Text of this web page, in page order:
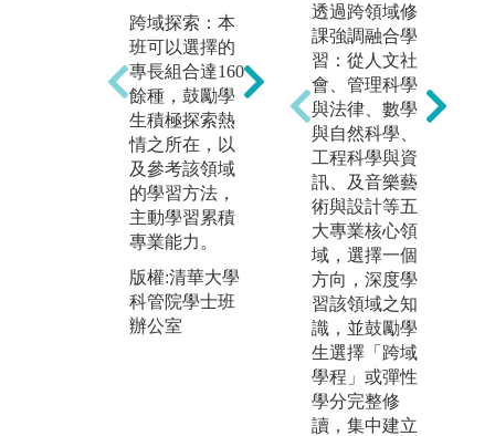
跨域探索：本
班可以選擇的
專長組合達160
餘種，鼓勵學
生積極探索熱
情之所在，以
及參考該領域
的學習方法，
主動學習累積
專業能力。
版權:清華大學
科管院學士班
辦公室
課堂講授：學
生依所選之專
長領域，修習
該專長領域之
專業核心課
程，包含理
論、實務與相
關範例，建立
堅實的基礎知
識。大三、四
可以參與涵蓋
多個學科的課
程，有助於深
入理解多個領
域之間的相異
處，以及如何
整合。
透過跨領域修
課強調融合學
習：從人文社
會、管理科學
與法律、數學
與自然科學、
工程科學與資
訊、及音樂藝
術與設計等五
大專業核心領
域，選擇一個
方向，深度學
習該領域之知
識，並鼓勵學
生選擇「跨域
學程」或彈性
學分完整修
讀，集中建立